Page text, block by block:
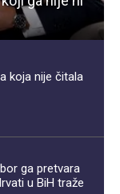
koja nije čitala
ga pretvara
u BiH traže